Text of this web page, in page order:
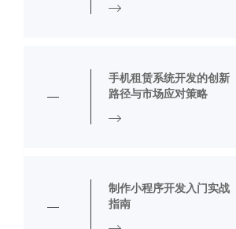
手机租赁系统开发的创新
路径与市场应对策略
制作小程序开发入门实战
指南